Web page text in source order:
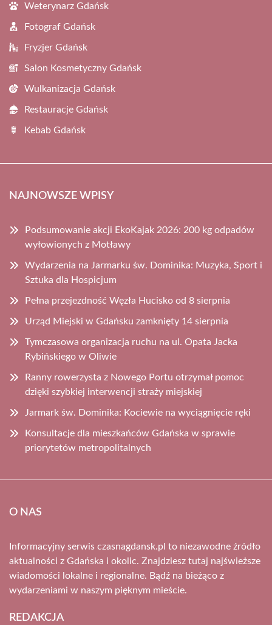
Weterynarz Gdańsk
Fotograf Gdańsk
Fryzjer Gdańsk
Salon Kosmetyczny Gdańsk
Wulkanizacja Gdańsk
Restauracje Gdańsk
Kebab Gdańsk
NAJNOWSZE WPISY
Podsumowanie akcji EkoKajak 2026: 200 kg odpadów
wyłowionych z Motławy
Wydarzenia na Jarmarku św. Dominika: Muzyka, Sport i
Sztuka dla Hospicjum
Pełna przejezdność Węzła Hucisko od 8 sierpnia
Urząd Miejski w Gdańsku zamknięty 14 sierpnia
Tymczasowa organizacja ruchu na ul. Opata Jacka
Rybińskiego w Oliwie
Ranny rowerzysta z Nowego Portu otrzymał pomoc
dzięki szybkiej interwencji straży miejskiej
Jarmark św. Dominika: Kociewie na wyciągnięcie ręki
Konsultacje dla mieszkańców Gdańska w sprawie
priorytetów metropolitalnych
O NAS
Informacyjny serwis czasnagdansk.pl to niezawodne źródło
aktualności z Gdańska i okolic. Znajdziesz tutaj najświeższe
wiadomości lokalne i regionalne. Bądź na bieżąco z
wydarzeniami w naszym pięknym mieście.
REDAKCJA